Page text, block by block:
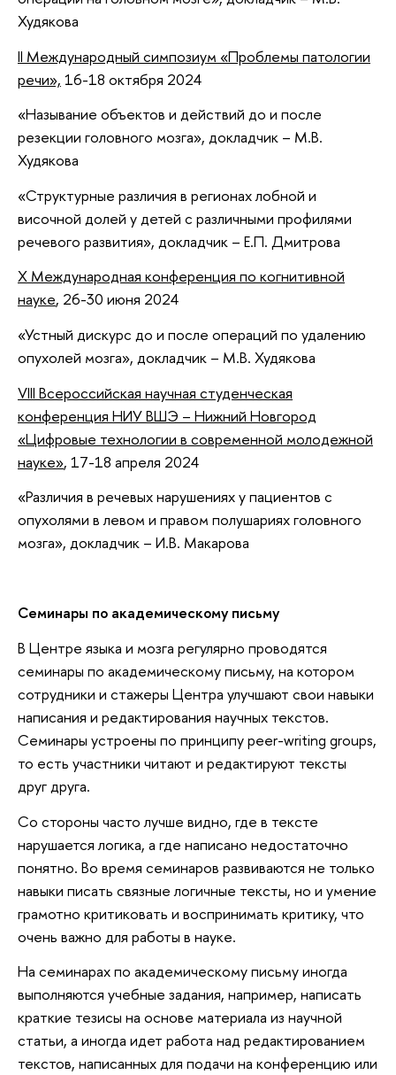
Худякова
II Международный симпозиум «Проблемы патологии
речи», 16-18 октября 2024
«Называние объектов и действий до и после
резекции головного мозга», докладчик – М.В.
Худякова
«Структурные различия в регионах лобной и
височной долей у детей с различными профилями
речевого развития», докладчик – Е.П. Дмитрова
X Международная конференция по когнитивной
науке, 26-30 июня 2024
«Устный дискурс до и после операций по удалению
опухолей мозга», докладчик – М.В. Худякова
VIII Всероссийская научная студенческая
конференция НИУ ВШЭ – Нижний Новгород
«Цифровые технологии в современной молодежной
науке», 17-18 апреля 2024
«Различия в речевых нарушениях у пациентов с
опухолями в левом и правом полушариях головного
мозга», докладчик – И.В. Макарова
Семинары по академическому письму
В Центре языка и мозга регулярно проводятся
семинары по академическому письму, на котором
сотрудники и стажеры Центра улучшают свои навыки
написания и редактирования научных текстов.
Семинары устроены по принципу peer-writing groups,
то есть участники читают и редактируют тексты
друг друга.
Со стороны часто лучше видно, где в тексте
нарушается логика, а где написано недостаточно
понятно. Во время семинаров развиваются не только
навыки писать связные логичные тексты, но и умение
грамотно критиковать и воспринимать критику, что
очень важно для работы в науке.
На семинарах по академическому письму иногда
выполняются учебные задания, например, написать
краткие тезисы на основе материала из научной
статьи, а иногда идет работа над редактированием
текстов, написанных для подачи на конференцию или